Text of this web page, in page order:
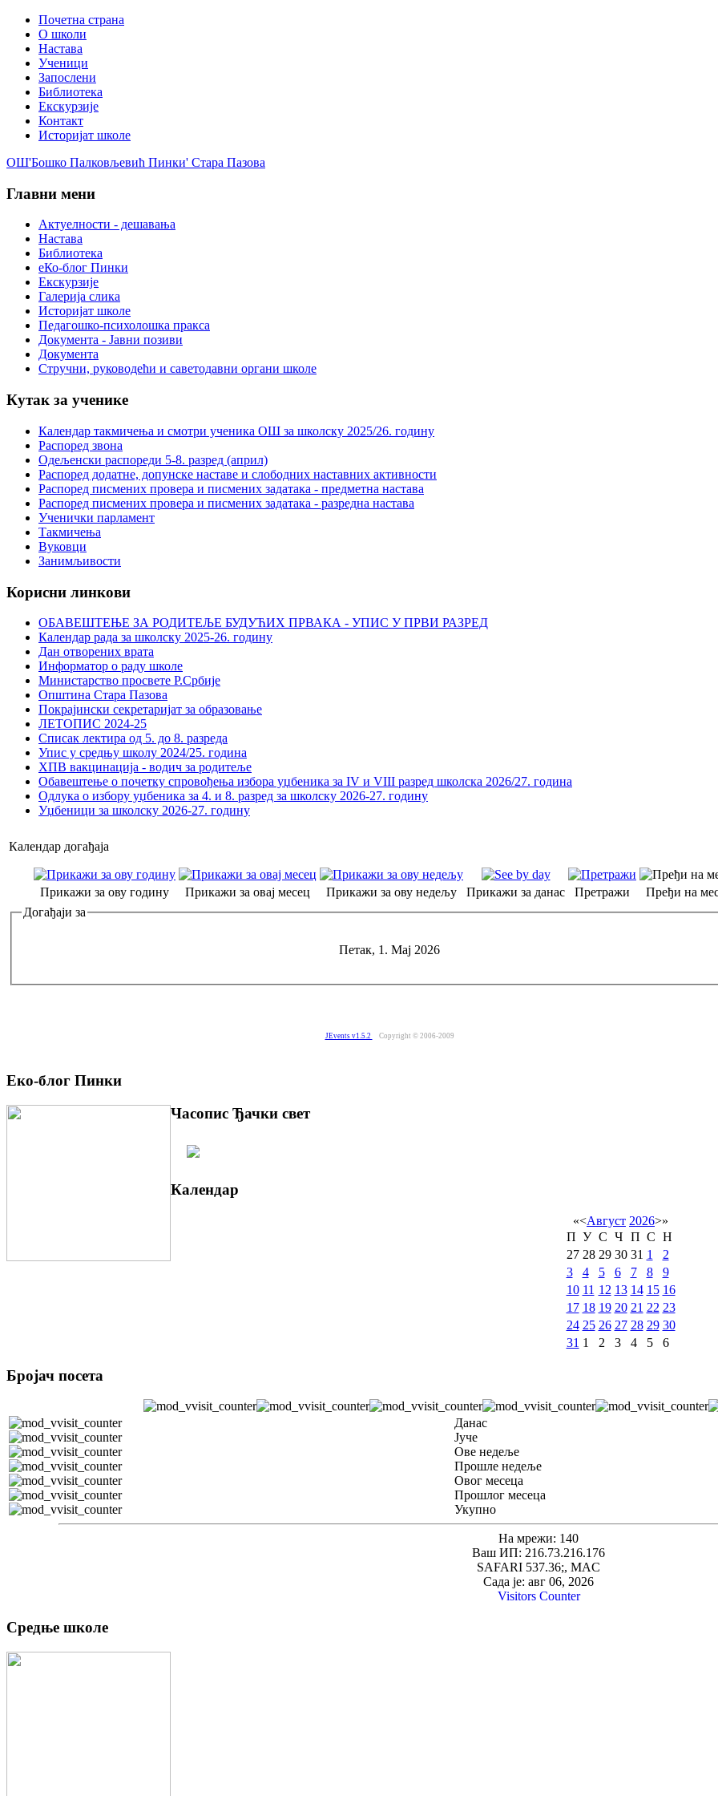
Почетна страна
О школи
Настава
Ученици
Запослени
Библиотека
Екскурзије
Контакт
Историјат школе
ОШ'Бошко Палковљевић Пинки' Стара Пазова
Главни мени
Актуелности - дешавања
Настава
Библиотека
еКо-блог Пинки
Екскурзије
Галерија слика
Историјат школе
Педагошко-психолошка пракса
Документа - Јавни позиви
Документа
Стручни, руководећи и саветодавни органи школе
Кутак за ученике
Календар такмичења и смотри ученика ОШ за школску 2025/26. годину
Распоред звона
Одељенски распореди 5-8. разред (април)
Распоред додатне, допунске наставе и слободних наставних активности
Распоред писмених провера и писмених задатака - предметна настава
Распоред писмених провера и писмених задатака - разредна настава
Ученички парламент
Такмичења
Вуковци
Занимљивости
Корисни линкови
ОБАВЕШТЕЊЕ ЗА РОДИТЕЉЕ БУДУЋИХ ПРВАКА - УПИС У ПРВИ РАЗРЕД
Календар рада за школску 2025-26. годину
Дан отворених врата
Информатор о раду школе
Министарство просвете Р.Србије
Општина Стара Пазова
Покрајински секретаријат за образовање
ЛЕТОПИС 2024-25
Списак лектира од 5. до 8. разреда
Упис у средњу школу 2024/25. година
ХПВ вакцинација - водич за родитеље
Обавештење о почетку спровођења избора уџбеника за IV и VIII разред школска 2026/27. година
Одлука о избору уџбеника за 4. и 8. разред за школску 2026-27. годину
Уџбеници за школску 2026-27. годину
Календар догађаја
Прикажи за ову годину Прикажи за овај месец Прикажи за ову недељу Прикажи за данас Претражи
Пређи на
Догађаји за
Петак, 1. Мај 2026
JEvents v1.5.2 Copyright © 2006-2009
Еко-блог Пинки
Часопис Ђачки свет
Календар
«<Август 2026>»
П У С Ч П С Н
27 28 29 30 31 1
2
3
4 5 6 7 8
9
10 11 12 13 14 15 16
17 18 19 20 21 22 23
24 25 26 27 28 29 30
31 1 2 3 4 5 6
Бројач посета
Данас
Јуче
Ове недеље
Прошле недеље
Овог месеца
Прошлог месеца
Укупно
На мрежи: 140
Ваш ИП: 216.73.216.176
SAFARI 537.36;, MAC
Сада је: авг 06, 2026
Visitors Counter
Средње школе